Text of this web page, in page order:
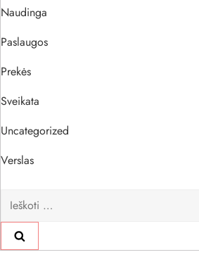
Naudinga
Paslaugos
Prekės
Sveikata
Uncategorized
Verslas
Ieškoti: